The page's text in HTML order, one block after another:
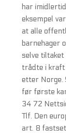
har
eksempel
at alle
barnehager
selve tiltaket
trådte i kraft
etter Norge.
før første
34 72
Tlf. Den
art. 8